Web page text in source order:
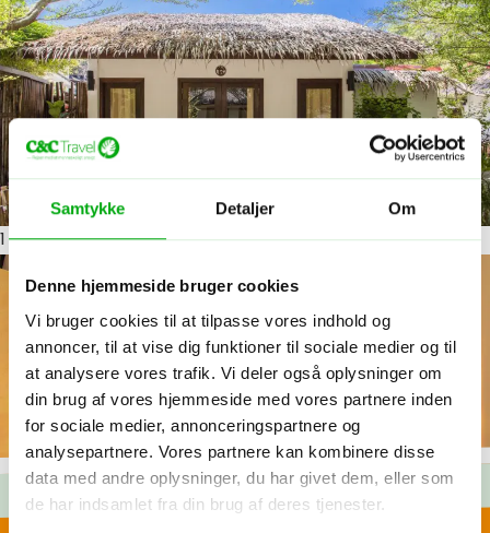
Samtykke Detaljer Om
Denne hjemmeside bruger cookies
Vi bruger cookies til at tilpasse vores indhold og
annoncer, til at vise dig funktioner til sociale medier og til
at analysere vores trafik. Vi deler også oplysninger om
din brug af vores hjemmeside med vores partnere inden
for sociale medier, annonceringspartnere og
analysepartnere. Vores partnere kan kombinere disse
data med andre oplysninger, du har givet dem, eller som
de har indsamlet fra din brug af deres tjenester.
1 ud af 7